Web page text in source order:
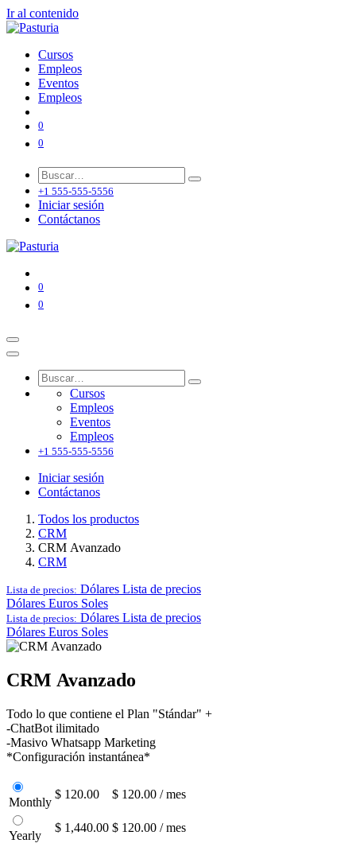
Ir al contenido
Cursos
Empleos
Eventos
Empleos
0
0
+1 555-555-5556
Iniciar sesión
Contáctanos
0
0
Cursos
Empleos
Eventos
Empleos
+1 555-555-5556
Iniciar sesión
Contáctanos
Todos los productos
CRM
CRM Avanzado
CRM
Lista de precios: Dólares Lista de precios
Dólares Euros Soles
Lista de precios: Dólares Lista de precios
Dólares Euros Soles
CRM Avanzado
Todo lo que contiene el Plan "Stándar" +
-ChatBot ilimitado
-Masivo Whatsapp Marketing
*Configuración instantánea*
Monthly
$ 120.00 $ 120.00 / mes
Yearly
$ 1,440.00 $ 120.00 / mes